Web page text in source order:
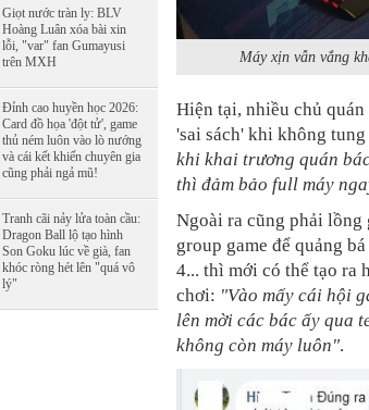
Giọt nước tràn ly: BLV
Hoàng Luân xóa bài xin
lỗi, "var" fan Gumayusi
trên MXH
Đỉnh cao huyền học 2026:
Card đồ họa 'đột tử', game
thủ ném luôn vào lò nướng
và cái kết khiến chuyên gia
cũng phải ngả mũ!
Tranh cãi nảy lửa toàn cầu:
Dragon Ball lộ tạo hình
Son Goku lúc về già, fan
khóc ròng hét lên "quá vô
lý"
Máy xịn vẫn vắng
Hiện tại, nhiều chủ
'sai sách' khi không
khi khai trương quán
thì đảm bảo full máy
Ngoài ra cũng phải lồng
group game để quảng
4... thì mới có thể tạo ra
chơi: "Vào mấy cái hội
lên mời các bác ấy qua
không còn máy luôn".